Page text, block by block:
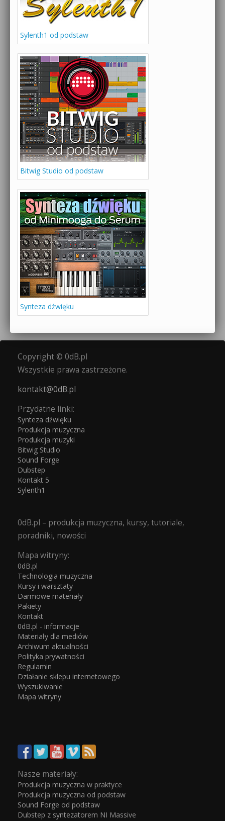
Sylenth1 od podstaw
Bitwig Studio od podstaw
Synteza dźwięku
Copyright © 0dB.pl
Wszystkie prawa zastrzeżone.
kontakt@0dB.pl
Przydatne linki:
Synteza dźwięku
Produkcja muzyczna
Produkcja muzyki
Bitwig Studio
Sound Forge
Dubstep
Kontakt 5
Sylenth1
0dB.pl – produkcja muzyczna, kursy, tutoriale,
poradniki, nowości
Mapa witryny:
0dB.pl
Technologia muzyczna
Kursy i warsztaty
Darmowe materiały
Pakiety
Kontakt
0dB.pl - informacje
Materiały dla mediów
Archiwum aktualności
Polityka prywatności
Regulamin
Działanie sklepu internetowego
Wyszukiwanie
Mapa witryny
Nasze materiały:
Produkcja muzyczna w praktyce
Produkcja muzyczna od podstaw
Sound Forge od podstaw
Dubstep z syntezatorem NI Massive